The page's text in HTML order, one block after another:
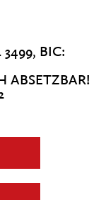
3499, BIC:
ABSETZBAR!